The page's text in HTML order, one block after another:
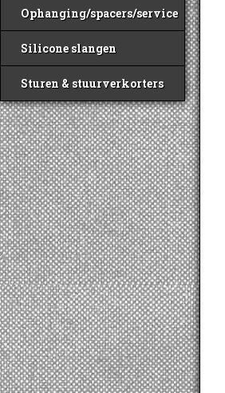
Ophanging/spacers/service
Silicone slangen
Sturen & stuurverkorters